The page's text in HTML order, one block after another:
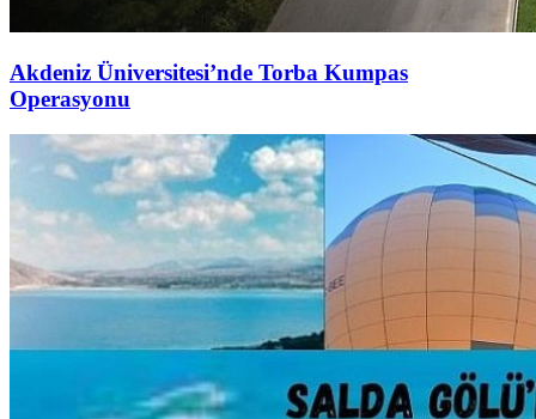
Akdeniz Üniversitesi’nde Torba Kumpas
Operasyonu